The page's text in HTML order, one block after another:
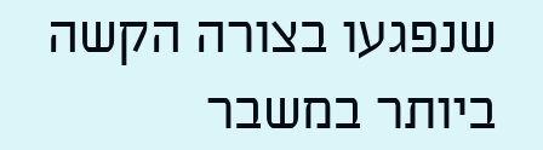
שנפגעו בצורה הקשה
ביותר במשבר